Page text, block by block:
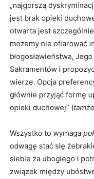
„najgorszą
jest brak opieki
otwarta jest
możemy nie ofiarować
błogosławieństwa,
Sakramentów i
wierze. Opcja
głównie przyjąć formę
opieki duchowej” (tamże
Wszystko to wymaga
odwagę stać się
siebie za ubogiego i
związek między